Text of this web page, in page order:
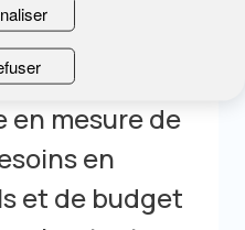
offre de
le bilan
en mesure de
en
et de budget